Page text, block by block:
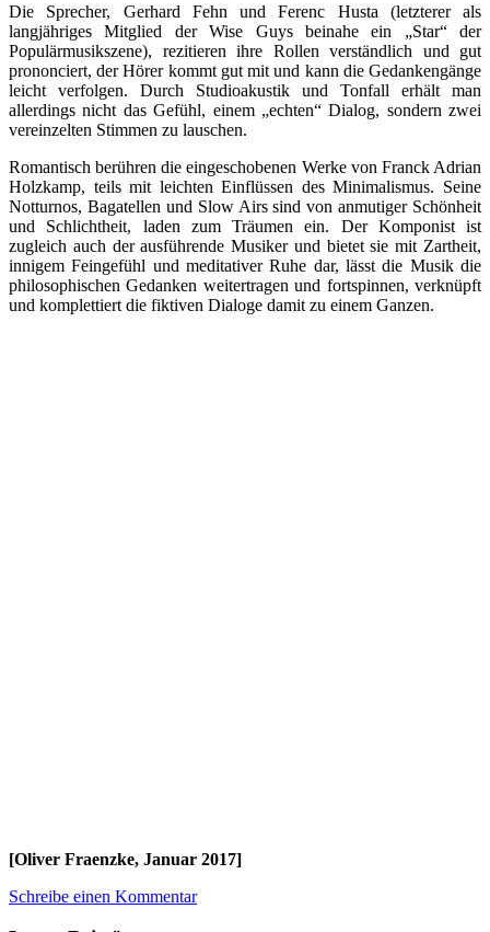
Die Sprecher, Gerhard Fehn und Ferenc Husta (letzterer als
langjähriges Mitglied der Wise Guys beinahe ein „Star“ der
Populärmusikszene), rezitieren ihre Rollen verständlich und gut
prononciert, der Hörer kommt gut mit und kann die Gedankengänge
leicht verfolgen. Durch Studioakustik und Tonfall erhält man
allerdings nicht das Gefühl, einem „echten“ Dialog, sondern zwei
vereinzelten Stimmen zu lauschen.
Romantisch berühren die eingeschobenen Werke von Franck Adrian
Holzkamp, teils mit leichten Einflüssen des Minimalismus. Seine
Notturnos, Bagatellen und Slow Airs sind von anmutiger Schönheit
und Schlichtheit, laden zum Träumen ein. Der Komponist ist
zugleich auch der ausführende Musiker und bietet sie mit Zartheit,
innigem Feingefühl und meditativer Ruhe dar, lässt die Musik die
philosophischen Gedanken weitertragen und fortspinnen, verknüpft
und komplettiert die fiktiven Dialoge damit zu einem Ganzen.
[Oliver Fraenzke, Januar 2017]
Schreibe einen Kommentar